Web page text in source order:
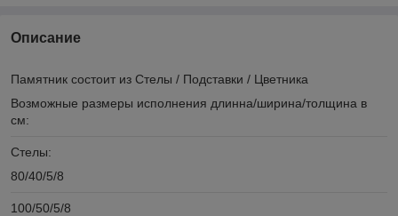
Описание
Памятник состоит из Стелы / Подставки / Цветника
Возможные размеры исполнения длинна/ширина/толщина в
см:
Стелы:
80/40/5/8
100/50/5/8